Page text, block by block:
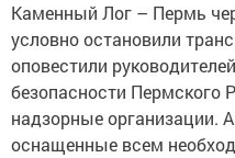
Каменный Лог – Пермь
условно остановили
оповестили
безопасности Пермского
надзорные организации.
оснащенные всем